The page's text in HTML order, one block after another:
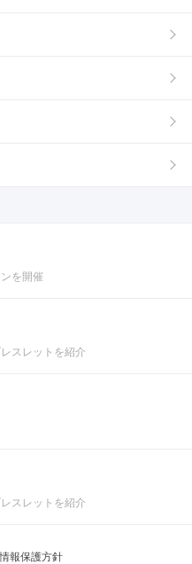
を開催
スレットを紹介
スレットを紹介
報保護方針